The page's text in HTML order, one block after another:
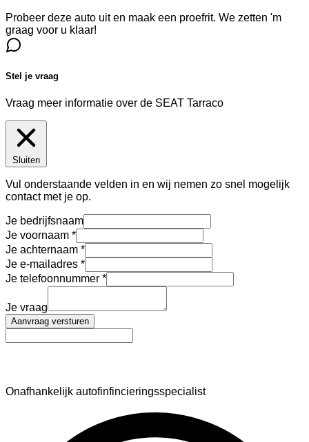
Probeer deze auto uit en maak een proefrit. We zetten 'm
graag voor u klaar!
Stel je vraag
Vraag meer informatie over de SEAT Tarraco
Sluiten
Vul onderstaande velden in en wij nemen zo snel mogelijk
contact met je op.
Je bedrijfsnaam
Je voornaam
Je achternaam
Je e-mailadres
Je telefoonnummer
Je vraag
Aanvraag versturen
Onafhankelijk autofinfincieringsspecialist